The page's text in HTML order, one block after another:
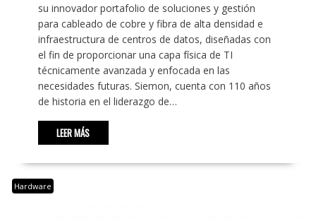
su innovador portafolio de soluciones y gestión
para cableado de cobre y fibra de alta densidad e
infraestructura de centros de datos, diseñadas con
el fin de proporcionar una capa física de TI
técnicamente avanzada y enfocada en las
necesidades futuras. Siemon, cuenta con 110 años
de historia en el liderazgo de…
LEER MÁS
Hardware